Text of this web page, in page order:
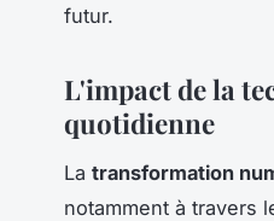
futur.
L'impact de la
quotidienne
La transformation
notamment à travers